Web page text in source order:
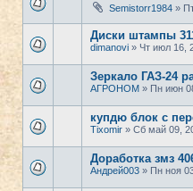
Semistorr1984 »
Диски штампы
dimanovi » Чт июл 16,
Зеркало ГАЗ-24
АГРОНОМ » Пн июн
купдю блок с
Tixomir » Сб май 09,
Доработка змз
Андрей003 » Пн ноя